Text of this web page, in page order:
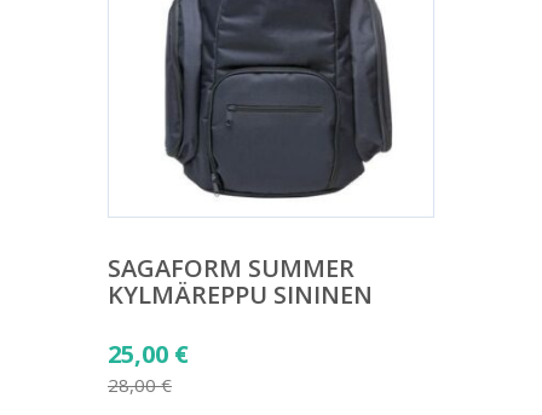
SAGAFORM SUMMER
KYLMÄREPPU SININEN
28,00€
Alkuperäinen
hinta
25,00 €